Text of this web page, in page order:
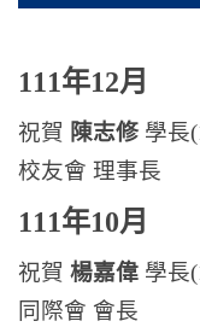
111年12月
祝賀 陳志修 學長
校友會 理事長
111年10月
祝賀 楊嘉偉 學長
同際會 會長